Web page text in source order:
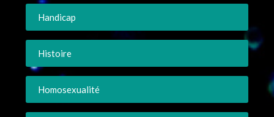
Handicap
Histoire
Homosexualité